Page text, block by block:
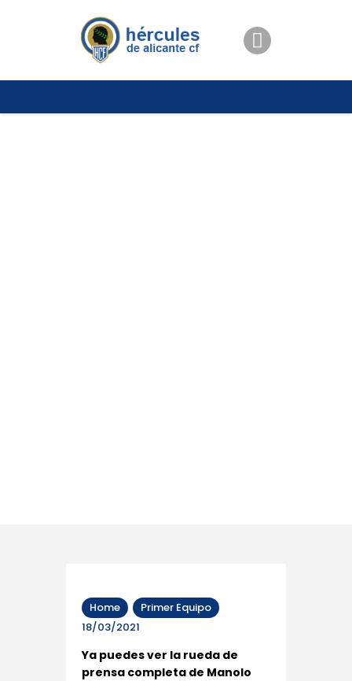
ENTRADAS
TIENDA
Home
Primer Equipo
18/03/2021
Ya puedes ver la rueda de
prensa completa de Manolo